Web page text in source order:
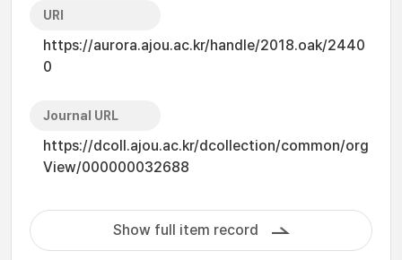
URI
https://aurora.ajou.ac.kr/handle/2018.oak/2440
0
Journal URL
https://dcoll.ajou.ac.kr/dcollection/common/org
View/000000032688
Show full item record